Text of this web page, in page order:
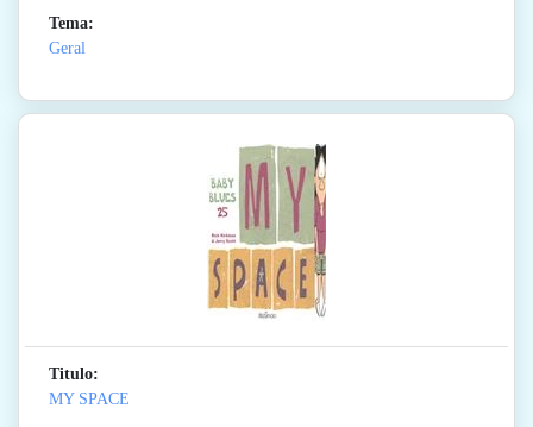
Tema:
Geral
Titulo:
MY SPACE